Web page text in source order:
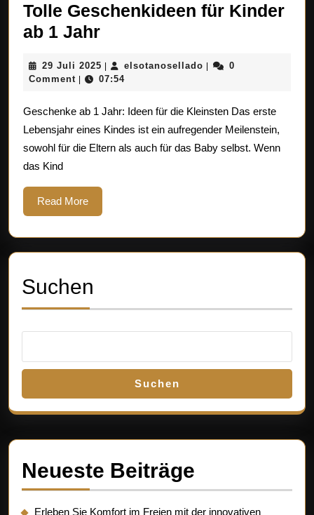
Tolle Geschenkideen für Kinder
ab 1 JahrTolle
für
ab
1
Jahr
29 Juli 2025 29
Juli
elsotanosellado elsotanosellado
0
Comment
07:54
Geschenke ab 1 Jahr: Ideen für die Kleinsten Das erste
Lebensjahr eines Kindes ist ein aufregender Meilenstein,
sowohl für die Eltern als auch für das Baby selbst. Wenn
das Kind
Read MoreRead
More
Suchen
Suchen
Neueste Beiträge
Erleben Sie Komfort im Freien mit der innovativen